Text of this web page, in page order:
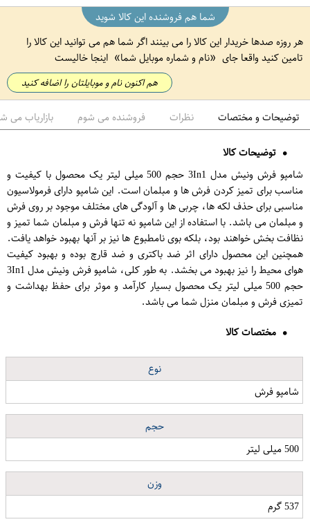
شما هم فروشنده این کالا شوید
هر روزه صدها خریدار این کالا را می بینند اگر شما هم می توانید این کالا را
تامین کنید واقعا جای
نام و شماره موبایل شما اینجا خالیست
هم اکنون نام و موبایلتان را اضافه کنید
توضیحات و مختصات نظرات فروشنده می شوم بازاریاب می
توضیحات کالا
شامپو فرش ونیش مدل 3In1 حجم 500 میلی لیتر یک محصول با کیفیت و
مناسب برای تمیز کردن فرش ها و مبلمان است. این شامپو دارای فرمولاسیون
مناسبی برای حذف لکه ها، چربی ها و آلودگی های مختلف موجود بر روی فرش
و مبلمان می باشد. با استفاده از این شامپو نه تنها فرش و مبلمان شما تمیز و
نظافت بخش خواهند بود، بلکه بوی نامطبوع ها نیز بر آنها بهبود خواهد یافت.
همچنین این محصول دارای اثر ضد باکتری و ضد قارچ بوده و بهبود کیفیت
هوای محیط را نیز بهبود می بخشد. به طور کلی، شامپو فرش ونیش مدل 3In1
حجم 500 میلی لیتر یک محصول بسیار کارآمد و موثر برای حفظ بهداشت و
تمیزی فرش و مبلمان منزل شما می باشد.
مختصات کالا
نوع
شامپو فرش
حجم
500 میلی لیتر
وزن
537 گرم